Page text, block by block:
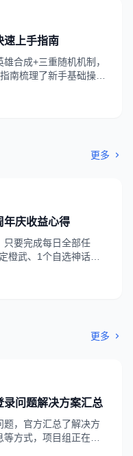
速上手指南
合成+三重随机机制，
南梳理了新手基础操
更多
年庆收益心得
只要完成每日全部任
橙武、1个自选神话英
更多
录问题解决方案汇总
，官方汇总了解决方
方式，项目组正在紧